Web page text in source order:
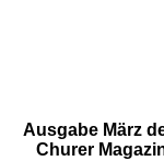
Ausgabe März
Churer